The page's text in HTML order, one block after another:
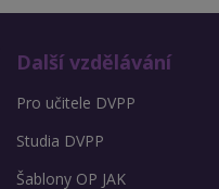
Další vzdělávání
Pro učitele DVPP
Studia DVPP
Šablony OP JAK